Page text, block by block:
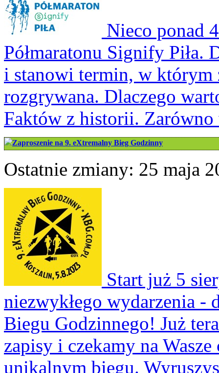
Nieco ponad
Półmaratonu Signify Piła.
i stanowi termin, w którym
rozgrywana. Dlaczego
Faktów z historii.
Zaproszenie na 9. eXtremalny Bieg Godzinny
Ostatnie zmiany: 25 maja
Start już 5
niezwykłego wydarzenia -
Biegu Godzinnego! Już
zapisy i czekamy na
unikalnym biegu.